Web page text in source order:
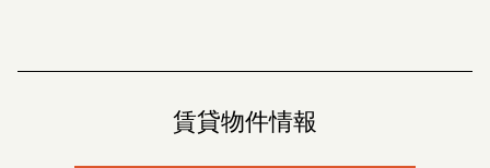
賃貸物件情報